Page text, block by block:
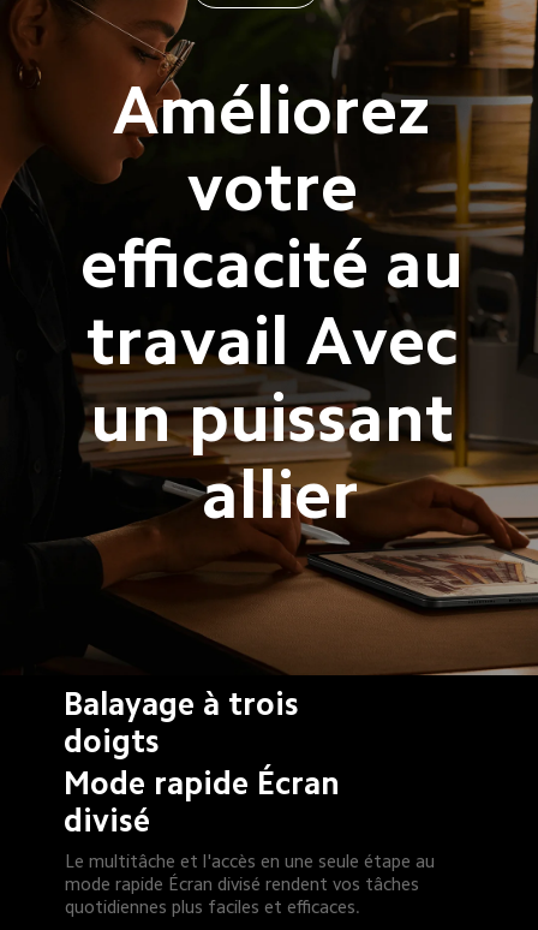
Améliorez
votre
efficacité au
travail Avec
un puissant
allier
Balayage à trois
doigts
Mode rapide Écran
divisé
Le multitâche et l'accès en une seule étape au
mode rapide Écran divisé rendent vos tâches
quotidiennes plus faciles et efficaces.